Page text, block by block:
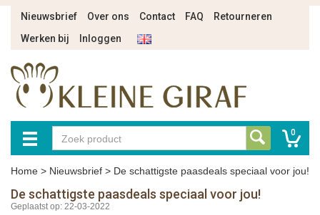
Nieuwsbrief Over ons Contact FAQ
Retourneren
Werken bij
Inloggen
0
Home > Nieuwsbrief > De schattigste paasdeals speciaal voor jou!
De schattigste paasdeals speciaal voor jou!
Geplaatst op: 22-03-2022